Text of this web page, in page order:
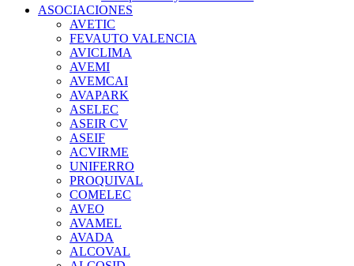
ASOCIACIONES
AVETIC
FEVAUTO VALENCIA
AVICLIMA
AVEMI
AVEMCAI
AVAPARK
ASELEC
ASEIR CV
ASEIF
ACVIRME
UNIFERRO
PROQUIVAL
COMELEC
AVEO
AVAMEL
AVADA
ALCOVAL